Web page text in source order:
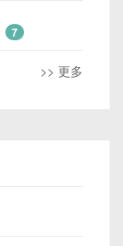
7
>> 更多